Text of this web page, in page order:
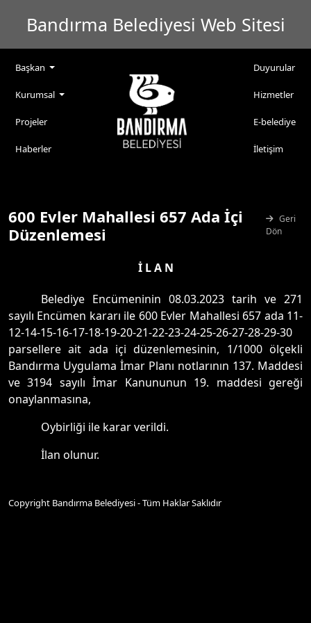
Bandırma Belediyesi Web Sitesi
Başkan
Kurumsal
Projeler
Haberler
Duyurular
Hizmetler
E-belediye
İletişim
600 Evler Mahallesi 657 Ada İçi
Düzenlemesi
Geri
Dön
İ L A N
Belediye Encümeninin 08.03.2023 tarih ve 271
sayılı Encümen kararı ile 600 Evler Mahallesi 657 ada 11-
12-14-15-16-17-18-19-20-21-22-23-24-25-26-27-28-29-30
parsellere ait ada içi düzenlemesinin, 1/1000 ölçekli
Bandırma Uygulama İmar Planı notlarının 137. Maddesi
ve 3194 sayılı İmar Kanununun 19. maddesi gereği
onaylanmasına,
Oybirliği ile karar verildi.
İlan olunur.
Copyright Bandırma Belediyesi - Tüm Haklar Saklıdır